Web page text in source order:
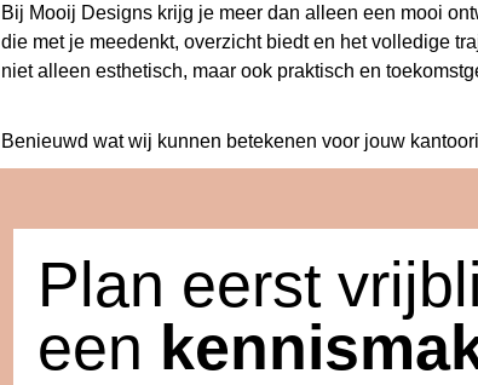
Bij Mooij Designs krijg je meer dan alleen een mooi
die met je meedenkt, overzicht biedt en het volledige
niet alleen esthetisch, maar ook praktisch en
Benieuwd wat wij kunnen betekenen voor jouw
Plan eerst
een